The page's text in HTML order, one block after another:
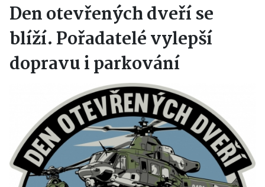
Den otevřených dveří se
blíží. Pořadatelé vylepší
dopravu i parkování